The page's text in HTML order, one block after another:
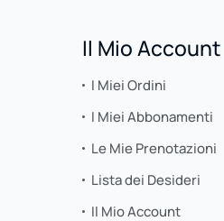
Il Mio Account
I Miei Ordini
I Miei Abbonamenti
Le Mie Prenotazioni
Lista dei Desideri
Il Mio Account